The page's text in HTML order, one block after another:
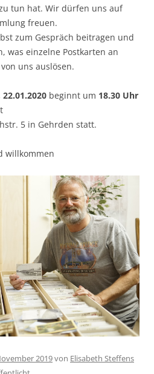
tun hat. Wir dürfen uns auf
freuen.
zum Gespräch beitragen und
was einzelne Postkarten an
uns auslösen.
22.01.2020 beginnt um 18.30 Uhr
5 in Gehrden statt.
willkommen
2019von Elisabeth Steffens